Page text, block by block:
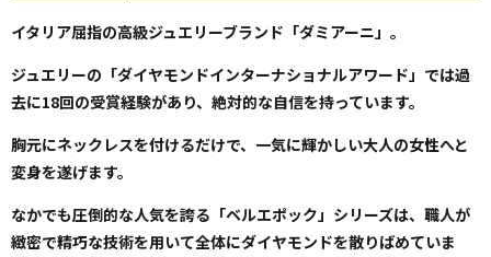
イタリア屈指の高級ジュエリーブランド「ダミアーニ」。
ジュエリーの「ダイヤモンドインターナショナルアワード」では過
去に18回の受賞経験があり、絶対的な自信を持っています。
胸元にネックレスを付けるだけで、一気に輝かしい大人の女性へと
変身を遂げます。
なかでも圧倒的な人気を誇る「ベルエポック」シリーズは、職人が
緻密で精巧な技術を用いて全体にダイヤモンドを散りばめていま